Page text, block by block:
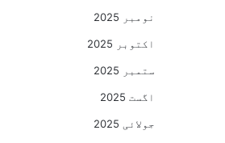
نومبر 2025
اکتوبر 2025
ستمبر 2025
اگست 2025
جولائی 2025